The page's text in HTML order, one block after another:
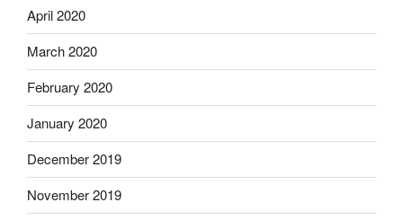
April 2020
March 2020
February 2020
January 2020
December 2019
November 2019